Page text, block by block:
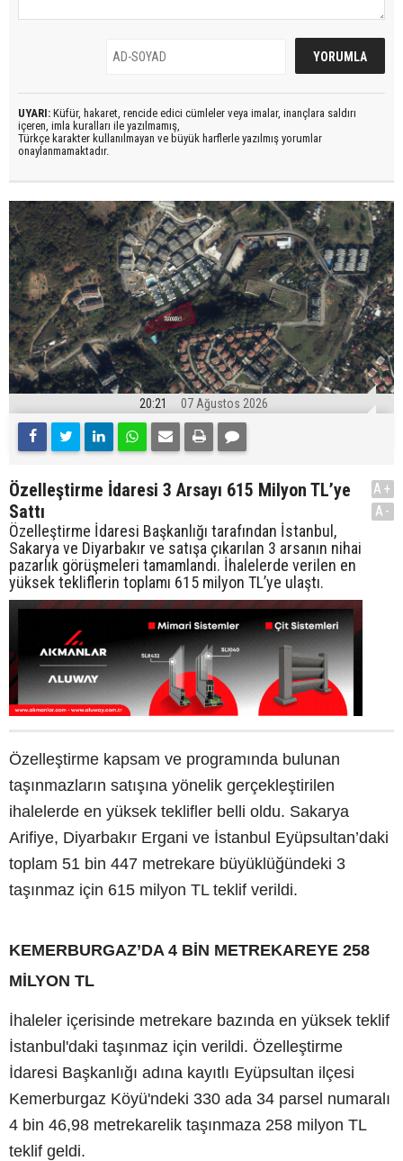
UYARI: Küfür, hakaret, rencide edici cümleler veya imalar, inançlara saldırı
içeren, imla kuralları ile yazılmamış,
Türkçe karakter kullanılmayan ve büyük harflerle yazılmış yorumlar
onaylanmamaktadır.
20:21 07 Ağustos 2026
Özelleştirme İdaresi 3 Arsayı 615 Milyon TL’ye
Sattı
Özelleştirme İdaresi Başkanlığı tarafından İstanbul,
Sakarya ve Diyarbakır ve satışa çıkarılan 3 arsanın nihai
pazarlık görüşmeleri tamamlandı. İhalelerde verilen en
yüksek tekliflerin toplamı 615 milyon TL’ye ulaştı.
A+
A-
Özelleştirme kapsam ve programında bulunan
taşınmazların satışına yönelik gerçekleştirilen
ihalelerde en yüksek teklifler belli oldu. Sakarya
Arifiye, Diyarbakır Ergani ve İstanbul Eyüpsultan’daki
toplam 51 bin 447 metrekare büyüklüğündeki 3
taşınmaz için 615 milyon TL teklif verildi.
KEMERBURGAZ’DA 4 BİN METREKAREYE 258
MİLYON TL
İhaleler içerisinde metrekare bazında en yüksek teklif
İstanbul'daki taşınmaz için verildi. Özelleştirme
İdaresi Başkanlığı adına kayıtlı Eyüpsultan ilçesi
Kemerburgaz Köyü'ndeki 330 ada 34 parsel numaralı
4 bin 46,98 metrekarelik taşınmaza 258 milyon TL
teklif geldi.